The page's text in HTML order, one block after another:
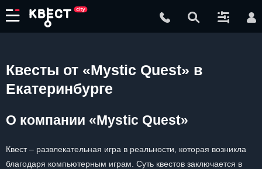
Квесты от «Mystic Quest» в
Екатеринбурге
О компании «Mystic Quest»
Квест – развлекательная игра в реальности, которая возникла
благодаря компьютерным играм. Суть квестов заключается в